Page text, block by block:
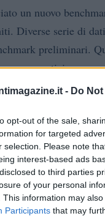
- Do
opt-out of the sale,
for targeted
selection. Please note
interest-based ads
to third parties
of your personal
This information may
Participants that may
un nuovo
Diverse serie di
preliminari.
e per anticipare
mostrano una serie
agricoli (NFP)
ma non senza
del lavoro.